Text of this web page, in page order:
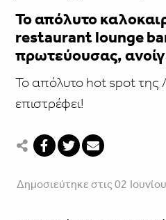
Το απόλυτο
restaurant lounge
πρωτεύουσας,
Το απόλυτο hot spot της
επιστρέφει!
Δημοσιεύτηκε στις 02